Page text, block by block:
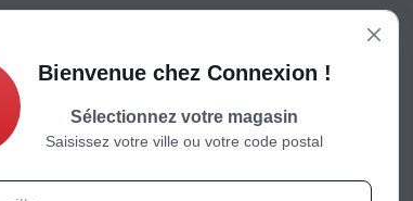
Bienvenue chez Connexion !
Sélectionnez votre magasin
Saisissez votre ville ou votre code postal